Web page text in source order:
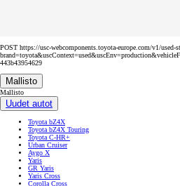
POST https://usc-webcomponents.toyota-europe.com/v1/used-
443b43954629
Mallisto
Mallisto
Uudet autot
Toyota bZ4X
Toyota bZ4X Touring
Toyota C-HR+
Urban Cruiser
Aygo X
Yaris
GR Yaris
Yaris Cross
Corolla Cross